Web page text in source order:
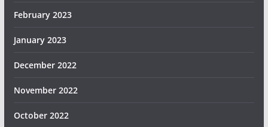
February 2023
January 2023
December 2022
November 2022
October 2022